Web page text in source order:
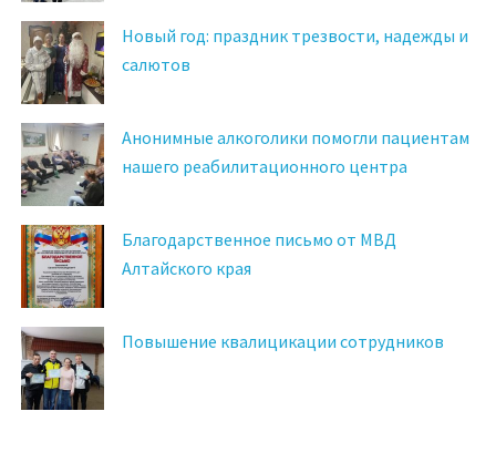
Новый год: праздник трезвости, надежды и
салютов
Анонимные алкоголики помогли пациентам
нашего реабилитационного центра
Благодарственное письмо от МВД
Алтайского края
Повышение квалицикации сотрудников